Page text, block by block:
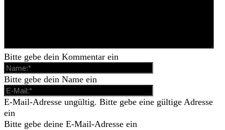
Bitte gebe dein Kommentar ein
Bitte gebe dein Name ein
E-Mail-Adresse ungültig. Bitte gebe eine gültige Adresse
ein
Bitte gebe deine E-Mail-Adresse ein